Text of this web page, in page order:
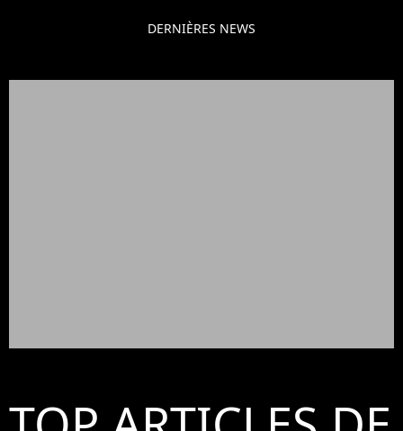
DERNIÈRES NEWS